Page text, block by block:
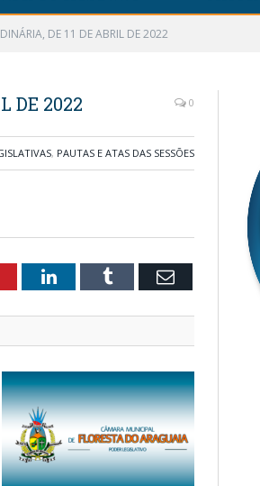
DE 11 DE ABRIL DE 2022
DE 2022 0
, PAUTAS E ATAS DAS SESSÕES
LinkedInTumblr Email